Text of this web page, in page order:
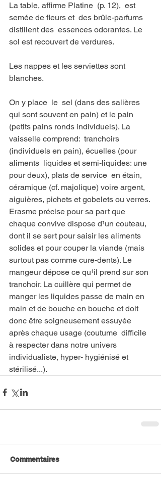
La table, affirme Platine  (p. 12),  est
semée de fleurs et  des brûle-parfums
distillent des  essences odorantes. Le
sol est recouvert de verdures.
Les nappes et les serviettes sont
blanches.
On y place  le  sel (dans des salières
qui sont souvent en pain) et le pain
(petits pains ronds individuels). La
vaisselle comprend:  tranchoirs
(individuels en pain), écuelles (pour
aliments  liquides et semi-liquides: une
pour deux), plats de service  en étain,
céramique (cf. majolique) voire argent,
aiguières, pichets et gobelets ou verres.
Erasme précise pour sa part que
chaque convive dispose d¹un couteau,
dont il se sert pour saisir les aliments
solides et pour couper la viande (mais
surtout pas comme cure-dents). Le
mangeur dépose ce qu¹il prend sur son
tranchoir. La cuillère qui permet de
manger les liquides passe de main en
main et de bouche en bouche et doit
donc être soigneusement essuyée
après chaque usage (coutume  difficile
à respecter dans notre univers
individualiste, hyper- hygiénisé et
stérilisé...).
Commentaires